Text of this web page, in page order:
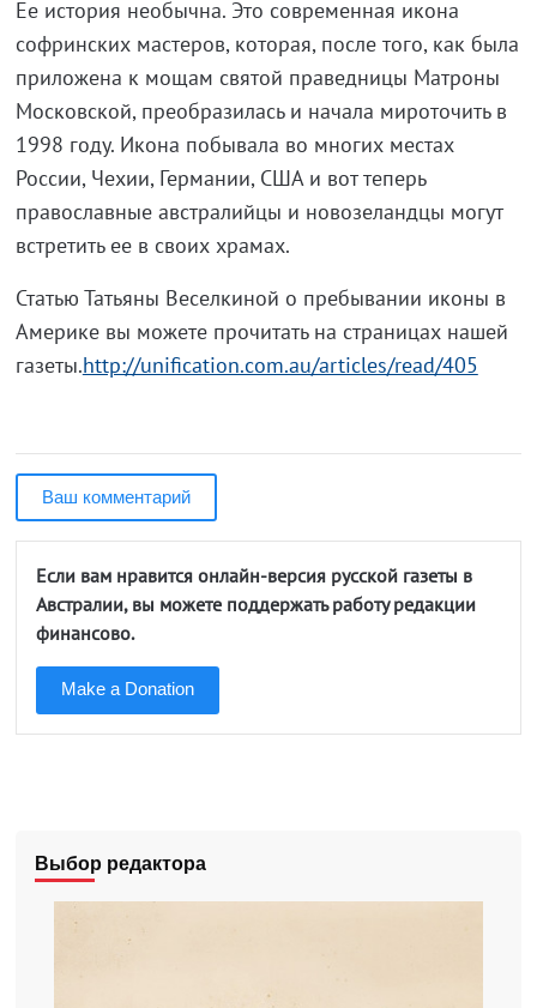
Ее история необычна. Это современная икона
софринских мастеров, которая, после того, как была
приложена к мощам святой праведницы Матроны
Московской, преобразилась и начала мироточить в
1998 году. Икона побывала во многих местах
России, Чехии, Германии, США и вот теперь
православные австралийцы и новозеландцы могут
встретить ее в своих храмах.
Статью Татьяны Веселкиной о пребывании иконы в
Америке вы можете прочитать на страницах нашей
газеты.http://unification.com.au/articles/read/405
Ваш комментарий
Если вам нравится онлайн-версия русской газеты в
Австралии, вы можете поддержать работу редакции
финансово.
Make a Donation
Выбор редактора